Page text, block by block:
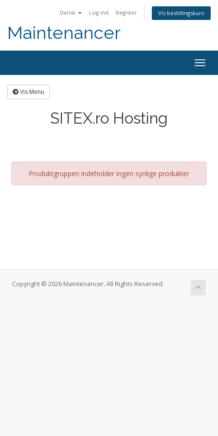
Dansk Log ind Register Vis bestillingskurv
Maintenancer
Vis Menu
SITEX.ro Hosting
Produktgruppen indeholder ingen synlige produkter
Copyright © 2026 Maintenancer. All Rights Reserved.